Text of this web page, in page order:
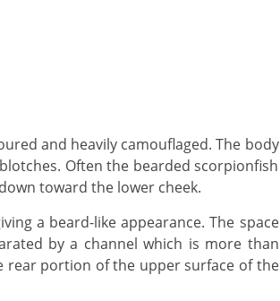
Often the bearded scorpionfish
toward the lower cheek.
by a channel which is more than
rear portion of the upper surface of the